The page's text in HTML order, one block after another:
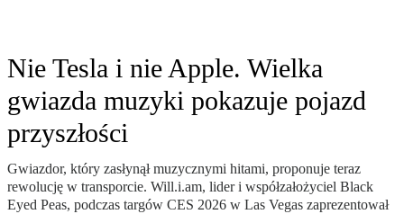
Nie Tesla i nie Apple. Wielka
gwiazda muzyki pokazuje pojazd
przyszłości
Gwiazdor, który zasłynął muzycznymi hitami, proponuje teraz
rewolucję w transporcie. Will.i.am, lider i współzałożyciel Black
Eyed Peas, podczas targów CES 2026 w Las Vegas zaprezentował